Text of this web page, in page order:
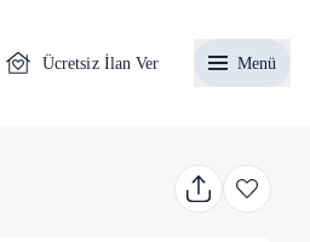
Ücretsiz İlan Ver Menü